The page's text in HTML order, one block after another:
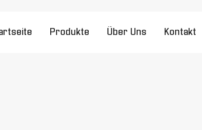
Produkte Über Uns Kontakt